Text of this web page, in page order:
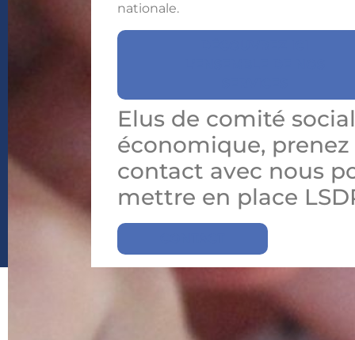
nationale.
Elus de comité
économique, prenez
contact avec nous
mettre en place